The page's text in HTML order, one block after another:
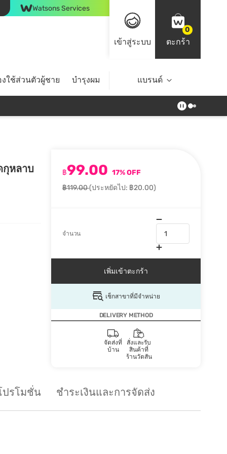
Watsons Services
เข้าสู่ระบบ
0
ตะกร้า
ใช้ส่วนตัวผู้ชาย บำรุงผม ไลฟ์สไตล์ Top Brands
แบรนด์
กุหลาบ ฿99.00 17% OFF
฿119.00(ประหยัดไป: ฿20.00)
จำนวน
เพิ่มเข้าตะกร้า
เช็กสาขาที่มีจำหน่าย
DELIVERY METHOD
จัดส่งที่
บ้าน
สั่งและรับ
สินค้าที่
ร้านวัตสัน
ปรโมชั่น ชำระเงินและการจัดส่ง